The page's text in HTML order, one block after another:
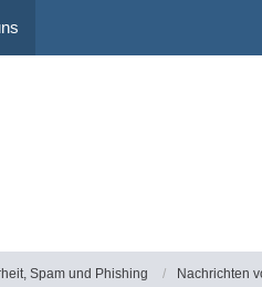
Spam und Phishing Nachrichten